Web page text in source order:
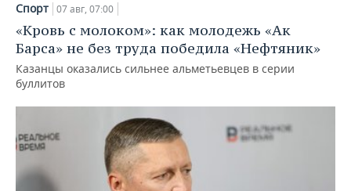
Спорт 07 авг, 07:00
«Кровь с молоком»: как молодежь «Ак
Барса» не без труда победила «Нефтяник»
Казанцы оказались сильнее альметьевцев в серии
буллитов